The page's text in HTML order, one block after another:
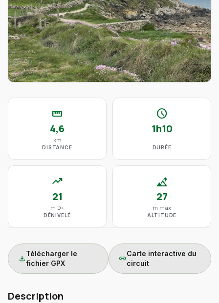
straighten
4,6
km
DISTANCE
schedule
1h10
DURÉE
trending_up
21
m D+
DÉNIVELÉ
altitude
27
m max
ALTITUDE
download
Télécharger le
fichier GPX
link
Carte interactive du
circuit
Description